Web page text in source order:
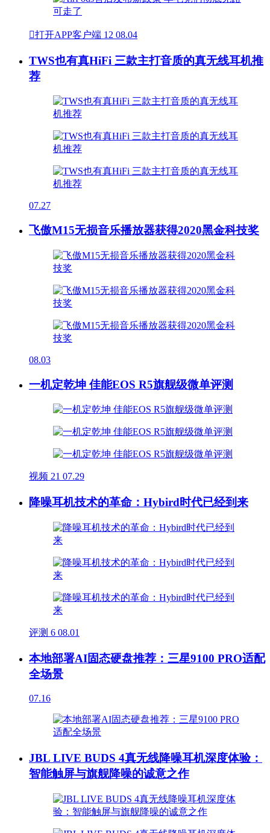
打开APP客户端 12 08.04
TWS也有真HiFi 三款主打音质的真无线耳机推
荐
07.27
飞傲M15无损音乐播放器获得2020黑金科技奖
08.03
一机定乾坤 佳能EOS R5旗舰级微单评测
视频 21 07.29
降噪耳机技术的革命：Hybird时代已经到来
评测 6 08.01
本地部署AI固态硬盘推荐：三星9100 PRO适配
全场景
07.16
JBL LIVE BUDS 4真无线降噪耳机深度体验：
智能触屏与旗舰降噪的诚意之作